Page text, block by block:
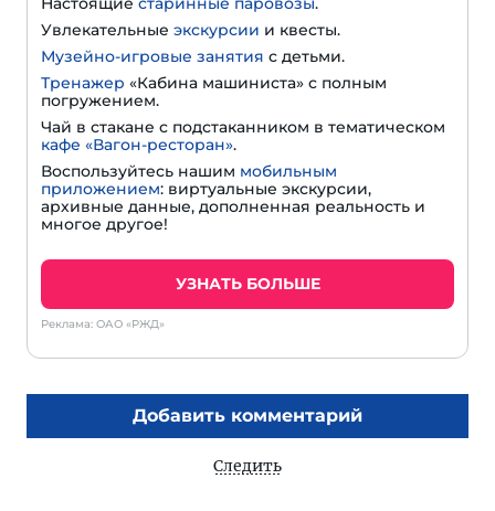
Увлекательные экскурсии и квесты.
Музейно-игровые занятия с детьми.
Тренажер «Кабина машиниста» с полным
погружением.
Чай в стакане с подстаканником в тематическом
кафе «Вагон-ресторан».
Воспользуйтесь нашим мобильным
приложением: виртуальные экскурсии,
архивные данные, дополненная реальность и
многое другое!
УЗНАТЬ БОЛЬШЕ
Реклама: ОАО «РЖД»
Добавить комментарий
Следить